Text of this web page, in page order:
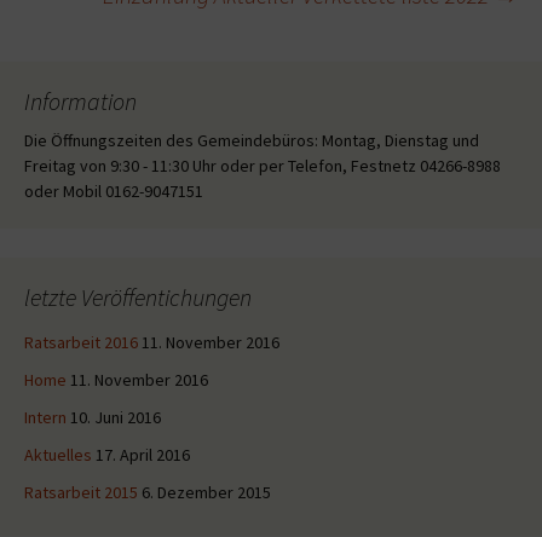
Information
Die Öffnungszeiten des Gemeindebüros: Montag, Dienstag und
Freitag von 9:30 - 11:30 Uhr oder per Telefon, Festnetz 04266-8988
oder Mobil 0162-9047151
letzte Veröffentichungen
Ratsarbeit 2016 11. November 2016
Home 11. November 2016
Intern 10. Juni 2016
Aktuelles 17. April 2016
Ratsarbeit 2015 6. Dezember 2015